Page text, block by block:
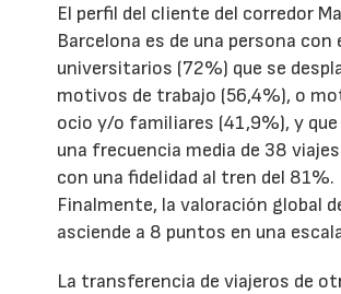
El perfil del cliente del corredor
Barcelona es de una persona con
universitarios (72%) que se
motivos de trabajo (56,4%), o
ocio y/o familiares (41,9%), y
una frecuencia media de 38
con una fidelidad al tren del 81%.
Finalmente, la valoración global
asciende a 8 puntos en una
La transferencia de viajeros de